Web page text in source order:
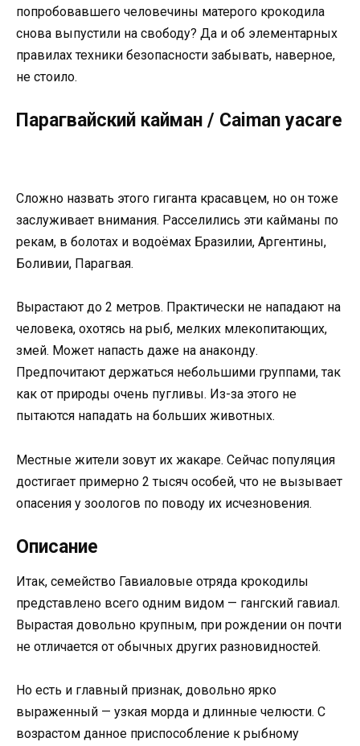
попробовавшего человечины матерого крокодила
снова выпустили на свободу? Да и об элементарных
правилах техники безопасности забывать, наверное,
не стоило.
Парагвайский кайман / Caiman yacare
Сложно назвать этого гиганта красавцем, но он тоже
заслуживает внимания. Расселились эти кайманы по
рекам, в болотах и водоёмах Бразилии, Аргентины,
Боливии, Парагвая.
Вырастают до 2 метров. Практически не нападают на
человека, охотясь на рыб, мелких млекопитающих,
змей. Может напасть даже на анаконду.
Предпочитают держаться небольшими группами, так
как от природы очень пугливы. Из-за этого не
пытаются нападать на больших животных.
Местные жители зовут их жакаре. Сейчас популяция
достигает примерно 2 тысяч особей, что не вызывает
опасения у зоологов по поводу их исчезновения.
Описание
Итак, семейство Гавиаловые отряда крокодилы
представлено всего одним видом — гангский гавиал.
Вырастая довольно крупным, при рождении он почти
не отличается от обычных других разновидностей.
Но есть и главный признак, довольно ярко
выраженный — узкая морда и длинные челюсти. С
возрастом данное приспособление к рыбному